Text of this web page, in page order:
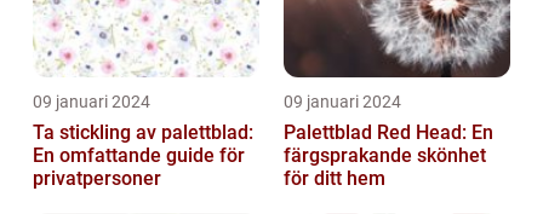
09 januari 2024
Ta stickling av palettblad:
En omfattande guide för
privatpersoner
09 januari 2024
Palettblad Red Head: En
färgsprakande skönhet
för ditt hem